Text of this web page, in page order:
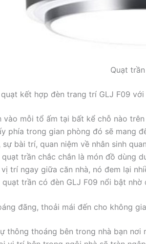
Quạt
kết hợp đèn trang trí GLJ F09
vào mỗi tổ ấm tại bất kể chỗ nào
phía trong gian phòng đó sẽ mang
sự bài trí, quan niệm về nhân sinh
trần chắc chắn là món đồ dùng
trí ngay giữa căn nhà, nó đem lại
trần có đèn GLJ F09 nổi bật nhờ
đãng, thoải mái đến cho không
thông thoáng bên trong nhà bạn